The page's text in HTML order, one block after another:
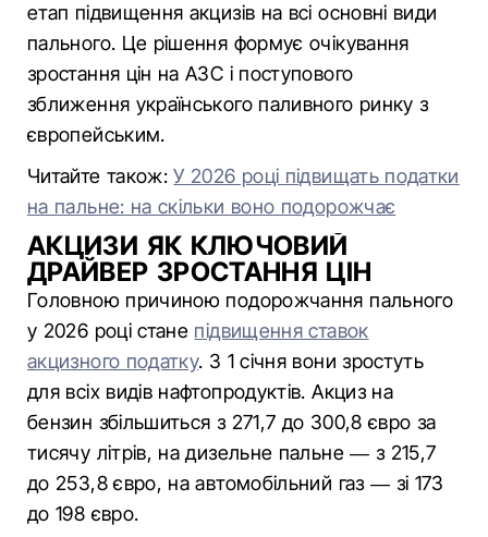
етап підвищення акцизів на всі основні види
пального. Це рішення формує очікування
зростання цін на АЗС і поступового
зближення українського паливного ринку з
європейським.
Читайте також:У 2026 році підвищать податки
на пальне: на скільки воно подорожчає
АКЦИЗИ ЯК КЛЮЧОВИЙ
ДРАЙВЕР ЗРОСТАННЯ ЦІН
Головною причиною подорожчання пального
у 2026 році стане підвищення ставок
акцизного податку. З 1 січня вони зростуть
для всіх видів нафтопродуктів. Акциз на
бензин збільшиться з 271,7 до 300,8 євро за
тисячу літрів, на дизельне пальне — з 215,7
до 253,8 євро, на автомобільний газ — зі 173
до 198 євро.